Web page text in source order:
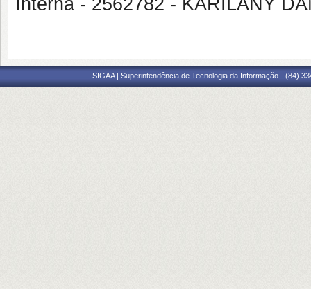
Interna - 2562782 - KARILANY
SIGAA | Superintendência de Tecnologia da Informação - (84)